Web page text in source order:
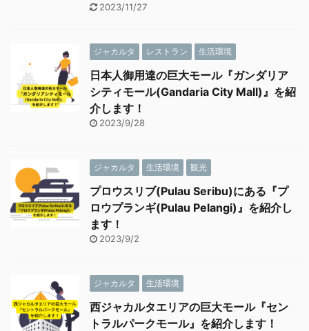
2023/11/27
ジャカルタ レストラン 生活環境
日本人御用達の巨大モール『ガンダリア
シティモール(Gandaria City Mall)』を紹
介します！
2023/9/28
ジャカルタ 生活環境 観光
プロウスリブ(Pulau Seribu)にある『プ
ロウプランギ(Pulau Pelangi)』を紹介し
ます！
2023/9/2
ジャカルタ 生活環境
西ジャカルタエリアの巨大モール『セン
トラルパークモール』を紹介します！